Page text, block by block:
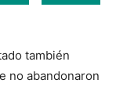
también
no abandonaron